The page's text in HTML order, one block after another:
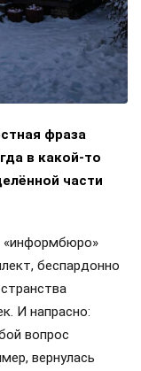
фраза
в какой-то
части
«информбюро»
беспардонно
И напрасно:
вопрос
вернулась